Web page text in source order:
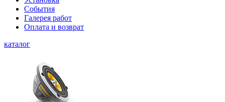
События
Галерея работ
Оплата и возврат
каталог